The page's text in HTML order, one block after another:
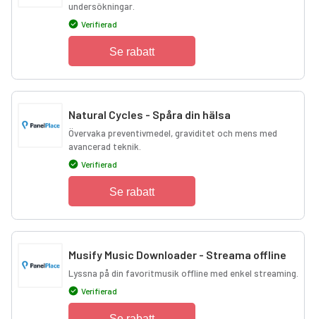
undersökningar.
Verifierad
Se rabatt
Natural Cycles - Spåra din hälsa
Övervaka preventivmedel, graviditet och mens med
avancerad teknik.
Verifierad
Se rabatt
Musify Music Downloader - Streama offline
Lyssna på din favoritmusik offline med enkel streaming.
Verifierad